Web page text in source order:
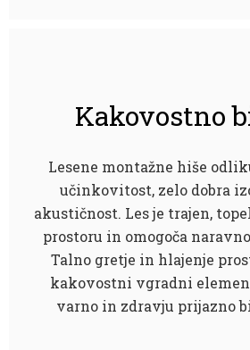
Kakovostno
Lesene montažne hiše
učinkovitost, zelo dobra
akustičnost. Les je trajen,
prostoru in omogoča
Talno gretje in hlajenje
kakovostni vgradni
varno in zdravju prijazno